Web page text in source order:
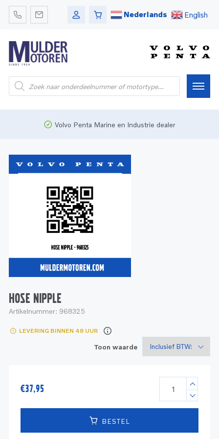
Nederlands English
Onderdelen
Bedrijfsvaart
Onderdelen
Motoren
Onderdelen
Service
Motoren
Service en onderhoud
Reman - Bedrijfsvaart
Volvo Penta Marine en Industrie dealer
HOSE NIPPLE
Artikelnummer: 968325
LEVERING BINNEN 48 UUR
Toon waarde
€37,95
BESTEL